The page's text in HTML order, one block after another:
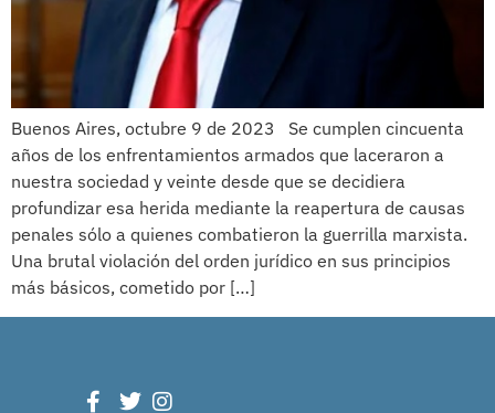
Buenos Aires, octubre 9 de 2023 Se cumplen cincuenta
años de los enfrentamientos armados que laceraron a
nuestra sociedad y veinte desde que se decidiera
profundizar esa herida mediante la reapertura de causas
penales sólo a quienes combatieron la guerrilla marxista.
Una brutal violación del orden jurídico en sus principios
más básicos, cometido por […]